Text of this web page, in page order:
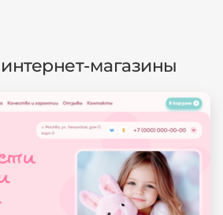
магазины